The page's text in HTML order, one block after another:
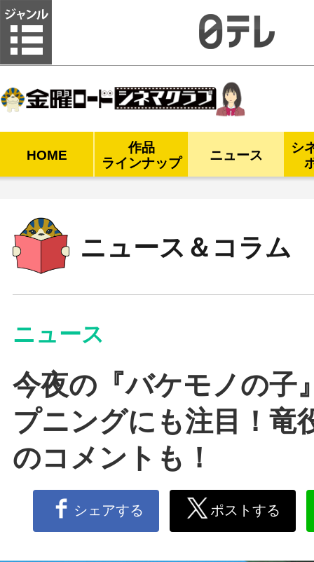
HOME
作品
ラインナップ
ニュース
シ
ニュース＆コラム
ニュース
今夜の『バケモノの子
プニングにも注目！竜
のコメントも！
シェアする ポストする